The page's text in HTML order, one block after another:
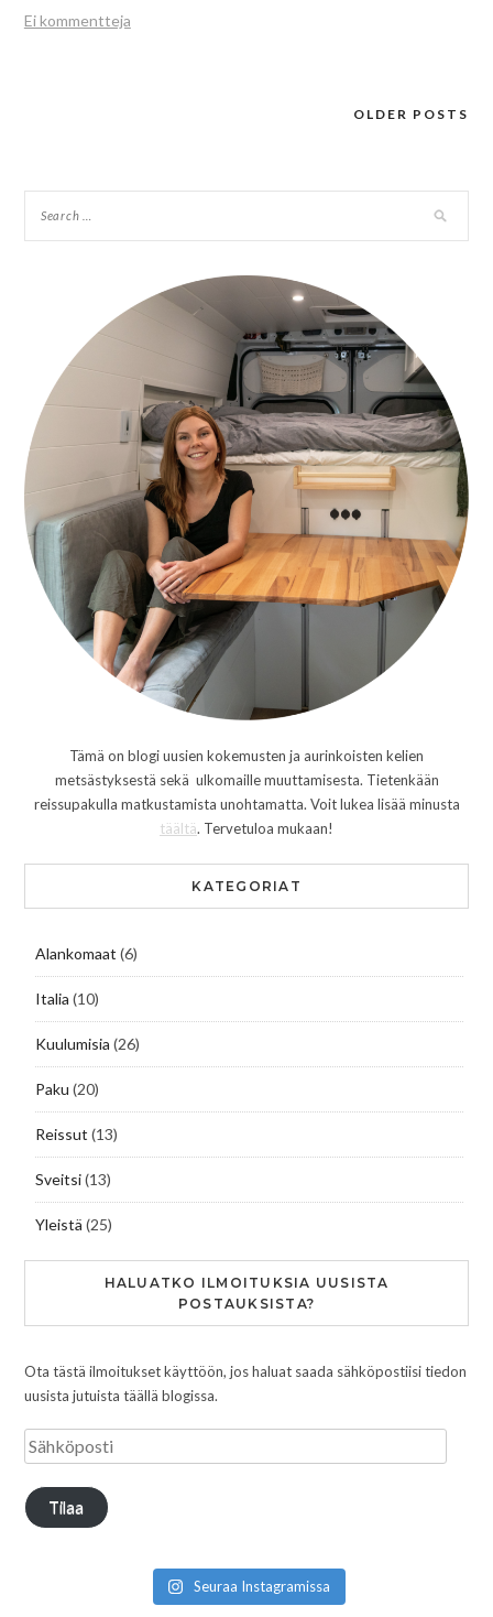
Ei kommentteja
OLDER POSTS
Tämä on blogi uusien kokemusten ja aurinkoisten kelien
metsästyksestä sekä ulkomaille muuttamisesta. Tietenkään
reissupakulla matkustamista unohtamatta. Voit lukea lisää minusta
täältä. Tervetuloa mukaan!
KATEGORIAT
Alankomaat (6)
Italia (10)
Kuulumisia (26)
Paku (20)
Reissut (13)
Sveitsi(13)
Yleistä (25)
HALUATKO ILMOITUKSIA UUSISTA
POSTAUKSISTA?
Ota tästä ilmoitukset käyttöön, jos haluat saada sähköpostiisi tiedon
uusista jutuista täällä blogissa.
Tilaa
Seuraa Instagramissa